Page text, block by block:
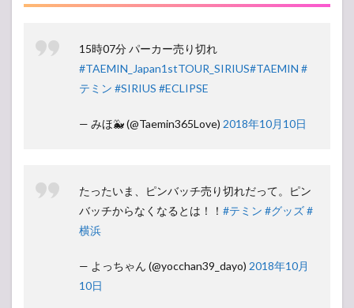
15時07分 パーカー売り切れ
#TAEMIN_Japan1stTOUR_SIRIUS#TAEMIN #
テミン #SIRIUS #ECLIPSE
— みほ🐳 (@Taemin365Love) 2018年10月10日
たったいま、ピンバッチ売り切れだって。ピン
バッチからなくなるとは！！ #テミン #グッズ#
横浜
— よっちゃん (@yocchan39_dayo) 2018年10月
10日